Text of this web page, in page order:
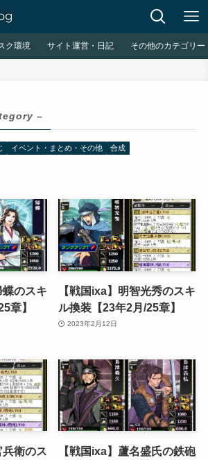
ク環境 サイト運営・日記 その他のカテゴリー
–
イベント・まとめ・その他 合成
蝶のスキ
章】
【戦国ixa】明智光秀のスキ
ル換装【23年2月/25章】
2023年2月12日
兵衛のス
【戦国ixa】蘆名盛氏の鉄砲